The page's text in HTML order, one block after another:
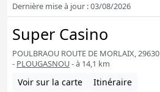
Dernière mise à jour : 03/08/2026
Super Casino
POULBRAOU ROUTE DE MORLAIX, 29630
- PLOUGASNOU- à 14,1 km
Voir sur la carte Itinéraire